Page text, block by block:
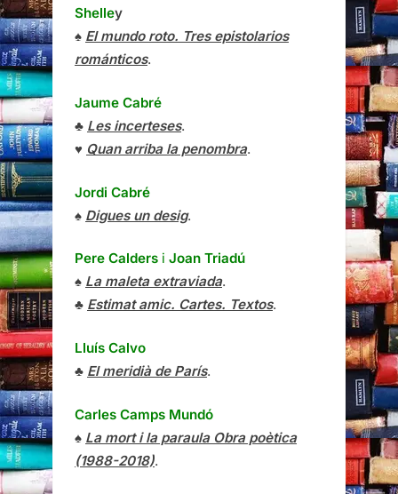
Shelley
♠ El mundo roto. Tres epistolarios
románticos.
Jaume Cabré
♣ Les incerteses.
♥ Quan arriba la penombra.
Jordi Cabré
♠ Digues un desig.
Pere Calders i Joan Triadú
♠ La maleta extraviada.
♣ Estimat amic. Cartes. Textos.
Lluís Calvo
♣ El meridià de París.
Carles Camps Mundó
♠ La mort i la paraula Obra poètica
(1988-2018).